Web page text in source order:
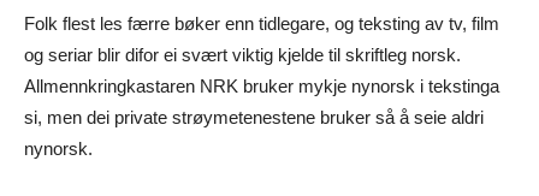
Folk flest les færre bøker enn tidlegare, og teksting av tv, film
og seriar blir difor ei svært viktig kjelde til skriftleg norsk.
Allmennkringkastaren NRK bruker mykje nynorsk i tekstinga
si, men dei private strøymetenestene bruker så å seie aldri
nynorsk.